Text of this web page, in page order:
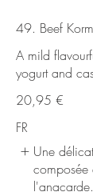
49. Beef
A mild
yogurt and
20,95 €
FR
Une
composée
l'anacarde.